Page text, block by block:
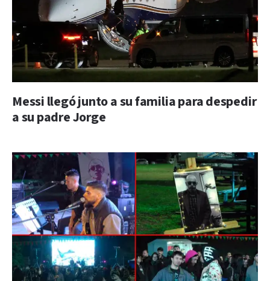
Messi llegó junto a su familia para despedir
a su padre Jorge